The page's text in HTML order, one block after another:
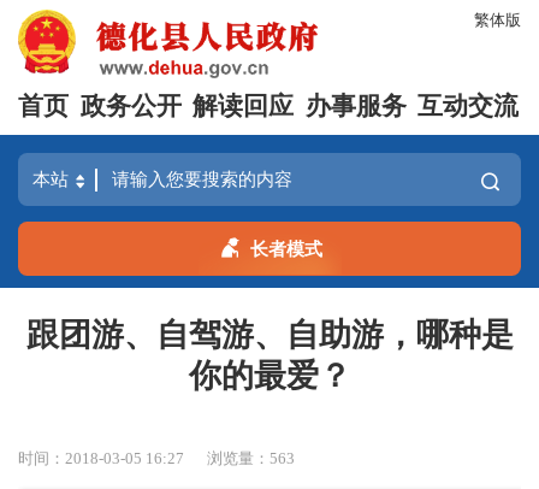
繁体版
首页 政务公开 解读回应 办事服务 互动交流
长者模式
跟团游、自驾游、自助游，哪种是
你的最爱？
时间：2018-03-05 16:27 浏览量：563